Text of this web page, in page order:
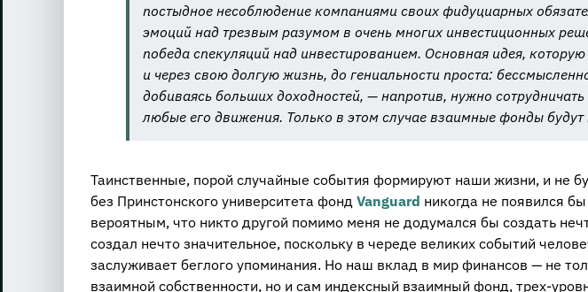
постыдное несоблюдение компаниями своих фидуциарных
эмоций над трезвым разумом в очень многих инвестиционных
победа спекуляций над инвестированием. Основная идея,
и через свою долгую жизнь, до гениальности проста:
добиваясь больших доходностей, — напротив, нужно
любые его движения. Только в этом случае взаимные фонды
Таинственные, порой случайные события формируют наши жизни, и не
без Принстонского университета фонд Vanguard никогда не появился
вероятным, что никто другой помимо меня не додумался бы создать
создал нечто значительное, поскольку в череде великих событий
заслуживает беглого упоминания. Но наш вклад в мир финансов — не
взаимной собственности, но и сам индексный взаимный фонд, трех-